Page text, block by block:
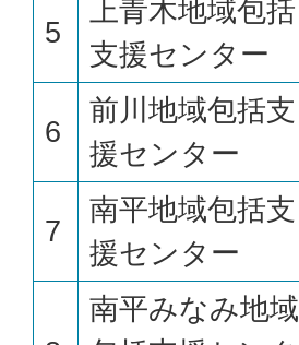
5
上青木地域包括
支援センター
6
前川地域包括支
援センター
7
南平地域包括支
援センター
南平みなみ地域